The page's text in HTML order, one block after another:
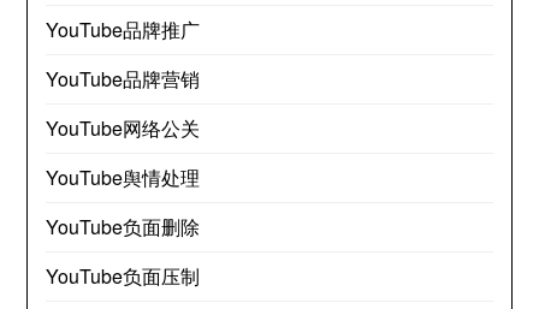
YouTube品牌推广
YouTube品牌营销
YouTube网络公关
YouTube舆情处理
YouTube负面删除
YouTube负面压制